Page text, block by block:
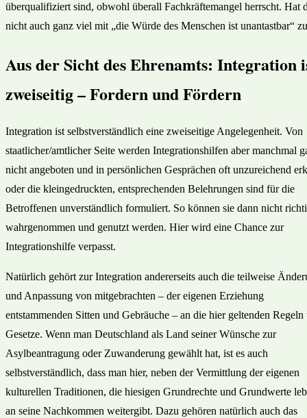
überqualifiziert sind, obwohl überall Fachkräftemangel herrscht. Hat
nicht auch ganz viel mit „die Würde des Menschen ist unantastbar“
Aus der Sicht des Ehrenamts: Integration
zweiseitig – Fordern und Fördern
Integration ist selbstverständlich eine zweiseitige Angelegenheit. Von
staatlicher/amtlicher Seite werden Integrationshilfen aber manchmal
nicht angeboten und in persönlichen Gesprächen oft unzureichend
oder die kleingedruckten, entsprechenden Belehrungen sind für die
Betroffenen unverständlich formuliert. So können sie dann nicht
wahrgenommen und genutzt werden. Hier wird eine Chance zur
Integrationshilfe verpasst.
Natürlich gehört zur Integration andererseits auch die teilweise
und Anpassung von mitgebrachten – der eigenen Erziehung
entstammenden Sitten und Gebräuche – an die hier geltenden Regeln
Gesetze. Wenn man Deutschland als Land seiner Wünsche zur
Asylbeantragung oder Zuwanderung gewählt hat, ist es auch
selbstverständlich, dass man hier, neben der Vermittlung der eigenen
kulturellen Traditionen, die hiesigen Grundrechte und Grundwerte
an seine Nachkommen weitergibt. Dazu gehören natürlich auch das